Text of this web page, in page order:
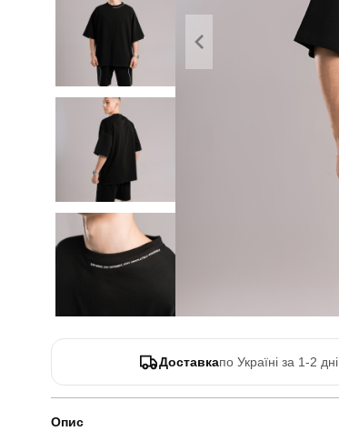
Доставкапо Україні за 1-2 дні
Опис